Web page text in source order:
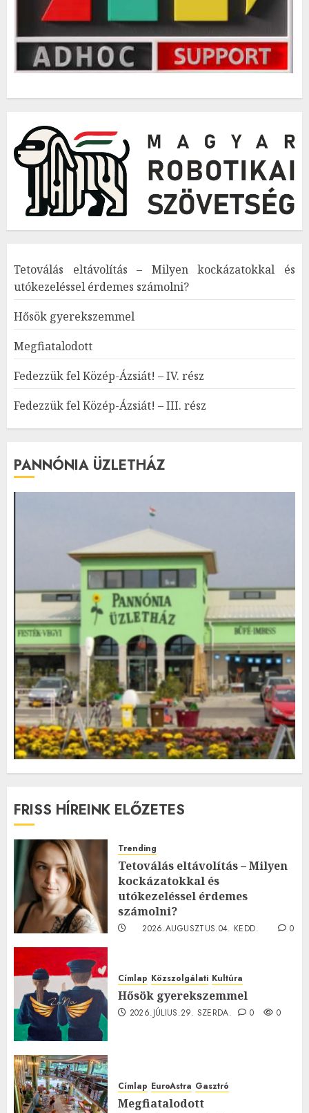
Tetoválás eltávolítás – Milyen kockázatokkal és
utókezeléssel érdemes számolni?
Hősök gyerekszemmel
Megfiatalodott
Fedezzük fel Közép-Ázsiát! – IV. rész
Fedezzük fel Közép-Ázsiát! – III. rész
PANNÓNIA ÜZLETHÁZ
FRISS HÍREINK ELŐZETES
Trending
Tetoválás eltávolítás – Milyen
kockázatokkal és
utókezeléssel érdemes
számolni?
2026.AUGUSZTUS.04. KEDD.
0
Címlap Közszolgálati Kultúra
Hősök gyerekszemmel
2026.JÚLIUS.29. SZERDA. 0 0
Címlap EuroAstra Gasztró
Megfiatalodott